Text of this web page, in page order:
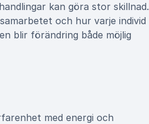
kan göra stor skillnad.
och hur varje individ
blir förändring både möjlig
med energi och